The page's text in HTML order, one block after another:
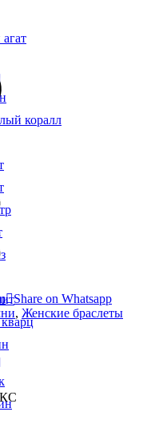
коралл
Share on Whatsapp
, Женские браслеты